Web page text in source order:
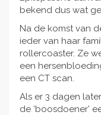
bekend dus wat
Na de komst van
ieder van haar
rollercoaster. Ze
een
een CT scan.
Als er 3 dagen
de ‘boosdoener’